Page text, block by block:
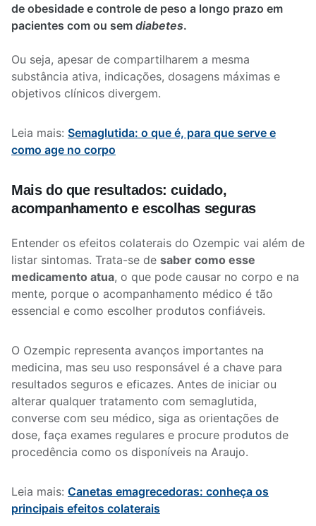
de obesidade e controle de peso a longo prazo em
pacientes com ou sem diabetes.
Ou seja, apesar de compartilharem a mesma
substância ativa, indicações, dosagens máximas e
objetivos clínicos divergem.
Leia mais: Semaglutida: o que é, para que serve e
como age no corpo
Mais do que resultados: cuidado,
acompanhamento e escolhas seguras
Entender os efeitos colaterais do Ozempic vai além de
listar sintomas. Trata-se de saber como esse
medicamento atua, o que pode causar no corpo e na
mente, porque o acompanhamento médico é tão
essencial e como escolher produtos confiáveis.
O Ozempic representa avanços importantes na
medicina, mas seu uso responsável é a chave para
resultados seguros e eficazes. Antes de iniciar ou
alterar qualquer tratamento com semaglutida,
converse com seu médico, siga as orientações de
dose, faça exames regulares e procure produtos de
procedência como os disponíveis na Araujo.
Leia mais: Canetas emagrecedoras: conheça os
principais efeitos colaterais